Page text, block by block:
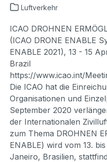
Luftverkehr
ICAO DROHNEN
(ICAO DRONE ENABLE
ENABLE 2021), 13 - 15
Brazil
https://www.icao.int/
Die ICAO hat die
Organisationen und
September 2020
der Internationalen
zum Thema DROHNEN
ENABLE) wird vom 13.
Janeiro, Brasilien,